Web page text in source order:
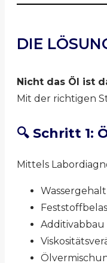
DIE
Nicht das Öl ist
Mit der richtigen
🔍 Schritt 1:
Mittels
Wassergehalt
Additivabbau